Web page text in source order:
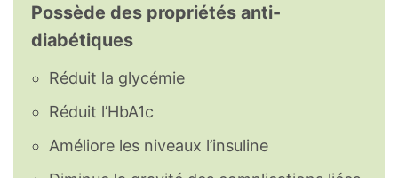
Possède des propriétés anti-
diabétiques
Réduit la glycémie
Réduit l’HbA1c
Améliore les niveaux l’insuline